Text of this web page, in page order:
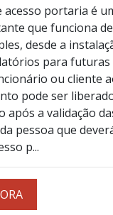
acesso portaria é
que funciona
desde a
para futuras
ou cliente
pode ser
após a validação
pessoa que
p...